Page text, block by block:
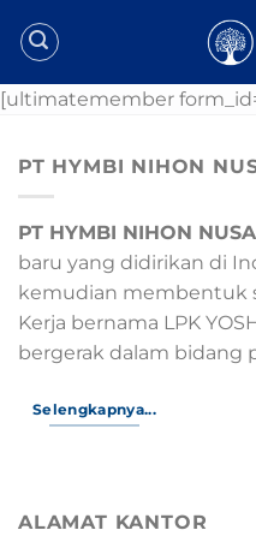
[ultimatemember
PT HYMBI NIHON
PT HYMBI NIHON
baru yang didirikan di
kemudian membentuk
Kerja bernama LPK
bergerak dalam bidang
Selengkapnya...
ALAMAT KANTOR